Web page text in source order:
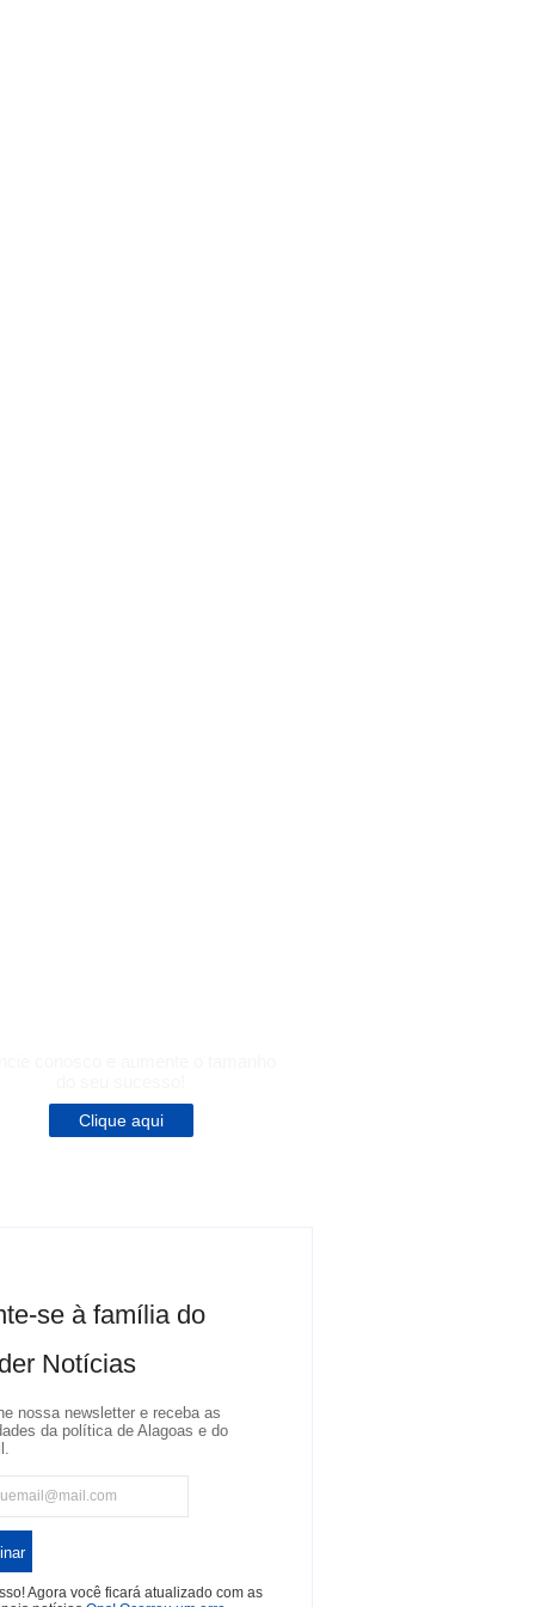
Clique aqui
se à família do
Notícias
nossa newsletter e receba as
da política de Alagoas e do
Agora você ficará atualizado com as